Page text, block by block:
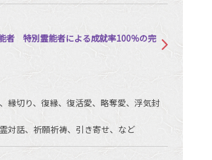
者 特別霊能者による成就率100％の完
縁切り、復縁、復活愛、略奪愛、浮気封
対話、祈願祈祷、引き寄せ、など